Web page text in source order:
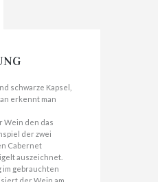
schwarze Kapsel,
erkennt man
Wein den das
der zwei
Cabernet
auszeichnet.
im gebrauchten